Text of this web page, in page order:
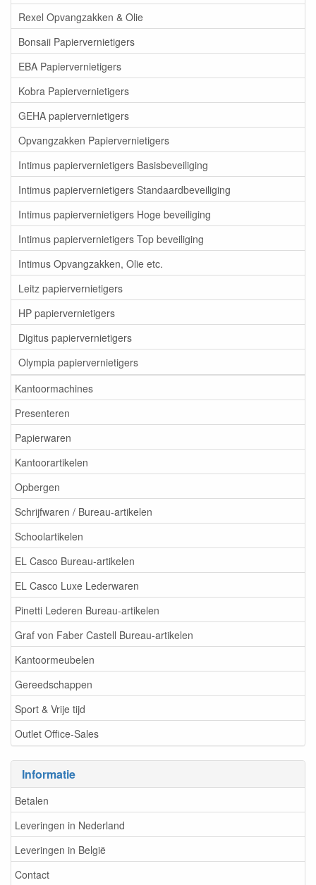
Rexel Opvangzakken & Olie
Bonsaii Papiervernietigers
EBA Papiervernietigers
Kobra Papiervernietigers
GEHA papiervernietigers
Opvangzakken Papiervernietigers
Intimus papiervernietigers Basisbeveiliging
Intimus papiervernietigers Standaardbeveiliging
Intimus papiervernietigers Hoge beveiliging
Intimus papiervernietigers Top beveiliging
Intimus Opvangzakken, Olie etc.
Leitz papiervernietigers
HP papiervernietigers
Digitus papiervernietigers
Olympia papiervernietigers
Kantoormachines
Presenteren
Papierwaren
Kantoorartikelen
Opbergen
Schrijfwaren / Bureau-artikelen
Schoolartikelen
EL Casco Bureau-artikelen
EL Casco Luxe Lederwaren
Pinetti Lederen Bureau-artikelen
Graf von Faber Castell Bureau-artikelen
Kantoormeubelen
Gereedschappen
Sport & Vrije tijd
Outlet Office-Sales
Informatie
Betalen
Leveringen in Nederland
Leveringen in België
Contact